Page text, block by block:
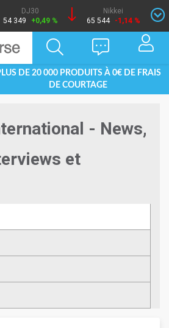
DJ30
54 349
+0,49 %
Nikkei
65 544 -1,14 %
DE 20 000 PRODUITS À 0€ DE FRAIS
DE COURTAGE
- News,
et